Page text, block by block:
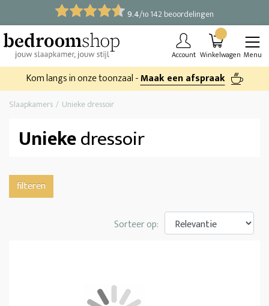
9.4/10 142 beoordelingen
Account Winkelwagen Menu
Kom langs in onze toonzaal -Maak een afspraak
Slaapkamers Unieke dressoir
Uniekedressoir
filteren
Sorteer op: